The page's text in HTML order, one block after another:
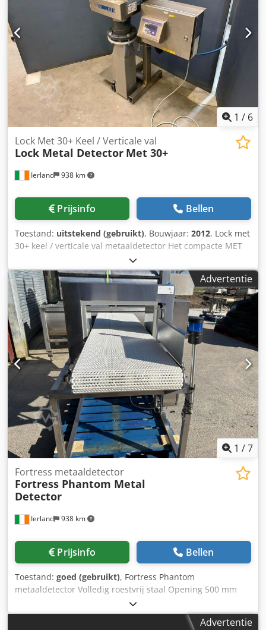
1 / 6
Ierland 938 km
Lock Met 30+ Keel / Verticale val
Lock Metal Detector Met 30+
Prijsinfo Bellen
Toestand: uitstekend (gebruikt), Bouwjaar: 2012, Lock met
30+ keel / verticale val metaaldetector Het compacte MET
30+ UNIVERSAL verticale val systeem kan worden
geïnstalleerd aan het begin van de productielijn om
materialen in bulk in poeder- of korrelvorm te inspecteren
of overal voor vrij vallende producten. - Detecteert echte
verontreinigingen - Goedgekeurd voor ATEX zone 21 -
Doorvoer tot 50 ton per uur Dcjdpfxeu Dntls Angok -
Verzegelde klep met snelsluiting of afkeurmechanismen
met koebel beschikbaar - Afgedicht volgens IP 66 voor
spoelwatertoepassingen
Advertentie
1 /7
Ierland 938 km
Fortress metaaldetector
Fortress Phantom Metal
Detector
Prijsinfo Bellen
Toestand: goed (gebruikt), Fortress Phantom
metaaldetector Volledig roestvrij staal Opening 500 mm
breed x 225 mm hoog Dcedpjxtfw Sjfx Angek 1500 mm
lange transportband Stop- en alarmfunctie Video op
Advertentie